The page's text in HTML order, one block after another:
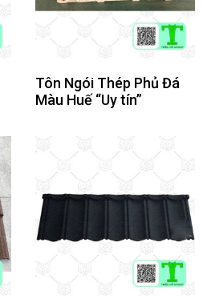
Tôn Ngói Thép Phủ Đá
Màu Huế “Uy tín”